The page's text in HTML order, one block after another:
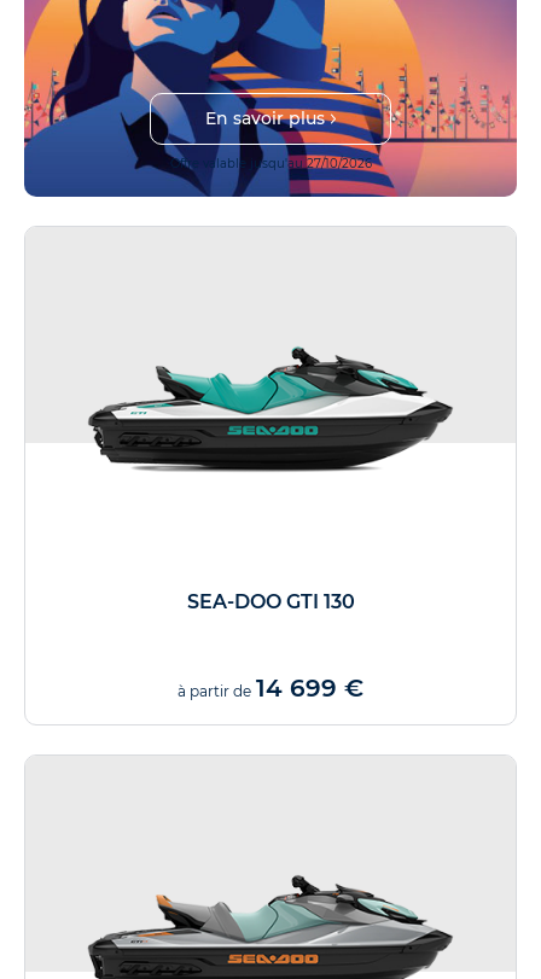
En savoir plus
Offre valable jusqu'au 27/10/2026
SEA-DOO GTI 130
à partir de 14 699 €